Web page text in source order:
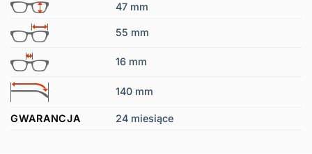
47 mm
55 mm
16 mm
140 mm
GWARANCJA 24 miesiące